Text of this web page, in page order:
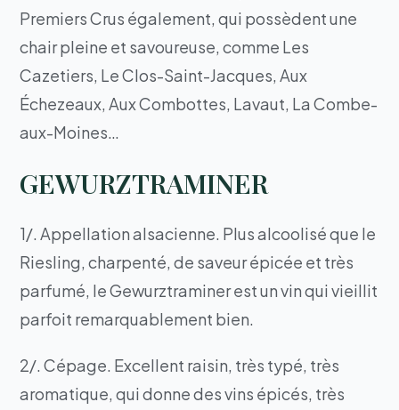
Premiers Crus également, qui possèdent une
chair pleine et savoureuse, comme Les
Cazetiers, Le Clos-Saint-Jacques, Aux
Échezeaux, Aux Combottes, Lavaut, La Combe-
aux-Moines…
GEWURZTRAMINER
1/. Appellation alsacienne. Plus alcoolisé que le
Riesling, charpenté, de saveur épicée et très
parfumé, le Gewurztraminer est un vin qui vieillit
parfoit remarquablement bien.
2/. Cépage. Excellent raisin, très typé, très
aromatique, qui donne des vins épicés, très